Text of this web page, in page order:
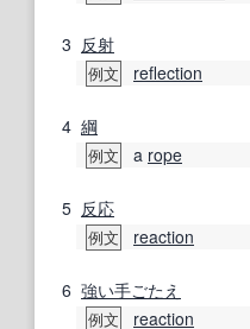
3 反射
例文 reflection
4 綱
例文 a rope
5 反応
例文 reaction
6 強い手ごたえ
例文 reaction